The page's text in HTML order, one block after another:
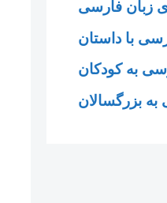
زبان فارسی
با داستان
به کودکان
بزرگسالان